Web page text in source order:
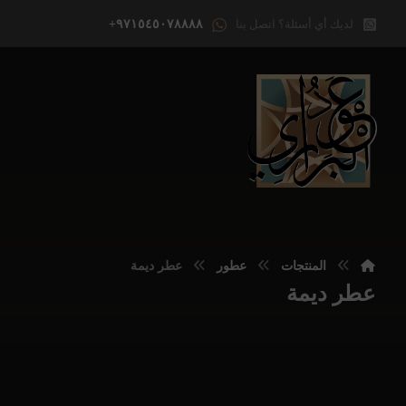
لديك أي أسئلة؟ اتصل بنا ٩٧١٥٤٥٠٧٨٨٨٨+
المنتجات عطور عطر ديمة
عطر ديمة